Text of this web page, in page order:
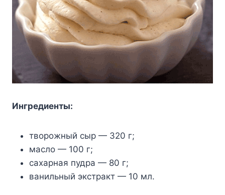
Ингредиенты:
творожный сыр — 320 г;
масло — 100 г;
сахарная пудра — 80 г;
ванильный экстракт — 10 мл.